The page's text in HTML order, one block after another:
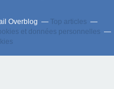
Overblog
Top articles
et données personnelles